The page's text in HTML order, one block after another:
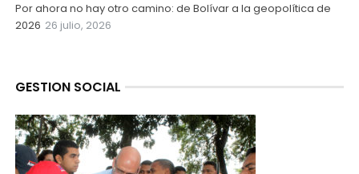
Por ahora no hay otro camino: de Bolívar a la geopolítica de
2026 26 julio, 2026
GESTION SOCIAL